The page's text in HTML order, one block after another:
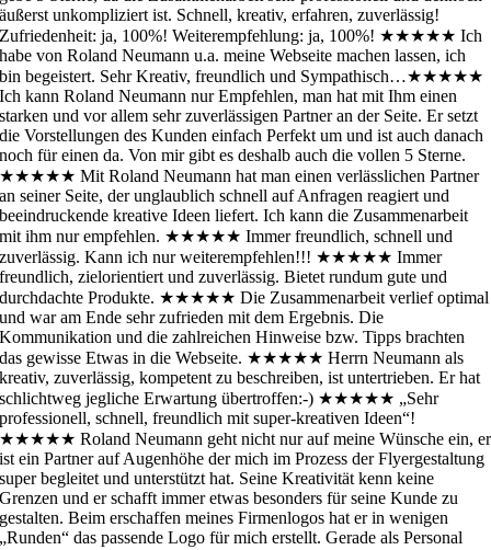
äußerst unkompliziert ist. Schnell, kreativ, erfahren, zuverlässig!
Zufriedenheit: ja, 100%! Weiterempfehlung: ja, 100%! ★★★★★ Ich
habe von Roland Neumann u.a. meine Webseite machen lassen, ich
bin begeistert. Sehr Kreativ, freundlich und Sympathisch…★★★★★
Ich kann Roland Neumann nur Empfehlen, man hat mit Ihm einen
starken und vor allem sehr zuverlässigen Partner an der Seite. Er setzt
die Vorstellungen des Kunden einfach Perfekt um und ist auch danach
noch für einen da. Von mir gibt es deshalb auch die vollen 5 Sterne.
★★★★★ Mit Roland Neumann hat man einen verlässlichen Partner
an seiner Seite, der unglaublich schnell auf Anfragen reagiert und
beeindruckende kreative Ideen liefert. Ich kann die Zusammenarbeit
mit ihm nur empfehlen. ★★★★★ Immer freundlich, schnell und
zuverlässig. Kann ich nur weiterempfehlen!!! ★★★★★ Immer
freundlich, zielorientiert und zuverlässig. Bietet rundum gute und
durchdachte Produkte. ★★★★★ Die Zusammenarbeit verlief optimal
und war am Ende sehr zufrieden mit dem Ergebnis. Die
Kommunikation und die zahlreichen Hinweise bzw. Tipps brachten
das gewisse Etwas in die Webseite. ★★★★★ Herrn Neumann als
kreativ, zuverlässig, kompetent zu beschreiben, ist untertrieben. Er hat
schlichtweg jegliche Erwartung übertroffen:-) ★★★★★ „Sehr
professionell, schnell, freundlich mit super-kreativen Ideen“!
★★★★★ Roland Neumann geht nicht nur auf meine Wünsche ein, er
ist ein Partner auf Augenhöhe der mich im Prozess der Flyergestaltung
super begleitet und unterstützt hat. Seine Kreativität kenn keine
Grenzen und er schafft immer etwas besonders für seine Kunde zu
gestalten. Beim erschaffen meines Firmenlogos hat er in wenigen
„Runden“ das passende Logo für mich erstellt. Gerade als Personal